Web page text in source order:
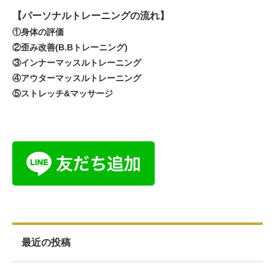
【パーソナルトレーニングの流れ】
①身体の評価
②歪み改善(B.Bトレーニング)
③インナーマッスルトレーニング
④アウターマッスルトレーニング
⑤ストレッチ&マッサージ
最近の投稿